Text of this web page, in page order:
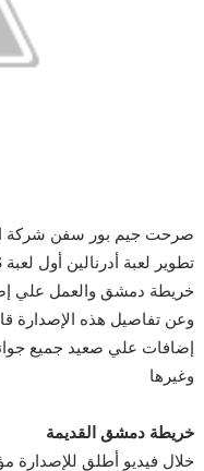
صرحت جيم بور سفن شركة
خريطة دمشق والعمل علي
وعن تفاصيل هذه الإصدارة
إضافات علي صعيد جميع
وغيرها
خريطة دمشق القديمة
خلال فيديو أطلق للإصدارة